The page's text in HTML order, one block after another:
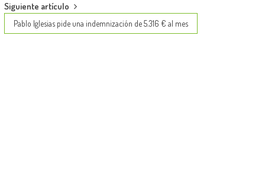
Siguiente artículo
Pablo Iglesias pide una indemnización de 5.316 € al mes